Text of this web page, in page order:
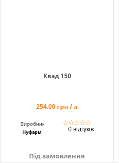
Квад 150
254.00 грн / л
Виробник
Нуфарм
☆☆☆☆☆
0 відгуків
Під замовлення